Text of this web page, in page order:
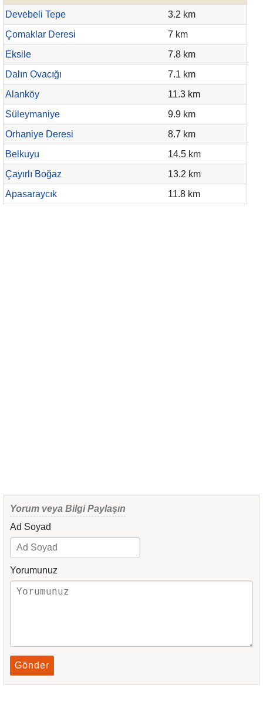
Devebeli Tepe
3.2 km
Çomaklar Deresi
7 km
Eksile
7.8 km
Dalın Ovacığı
7.1 km
Alanköy
11.3 km
Süleymaniye
9.9 km
Orhaniye Deresi
8.7 km
Belkuyu
14.5 km
Çayırlı Boğaz
13.2 km
Apasaraycık
11.8 km
Yorum veya Bilgi Paylaşın
Ad Soyad
Yorumunuz
Gönder